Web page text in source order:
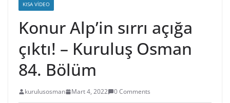
KISA VIDEO
Konur Alp’in sırrı açığa
çıktı! – Kuruluş Osman
84. Bölüm
kurulusosman Mart 4, 2022 0 Comments